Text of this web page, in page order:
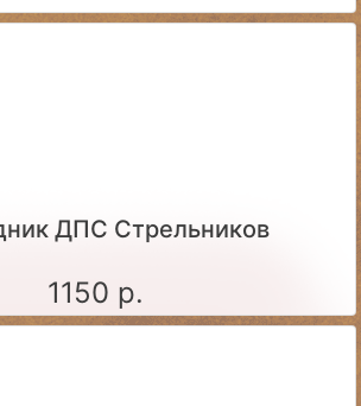
ДПС Стрельников
1150 р.